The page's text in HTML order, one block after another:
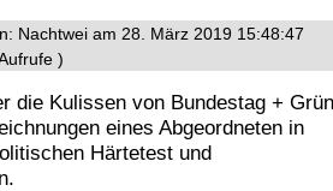
Nachtwei am 28. März 2019 15:48:47
)
die Kulissen von Bundestag +
eines Abgeordneten in
Härtetest und